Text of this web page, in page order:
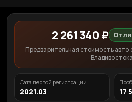
2 261 340 ₽
Предварительная стоимость авто
Владивостока
Дата первой регистрации
2021.03 17